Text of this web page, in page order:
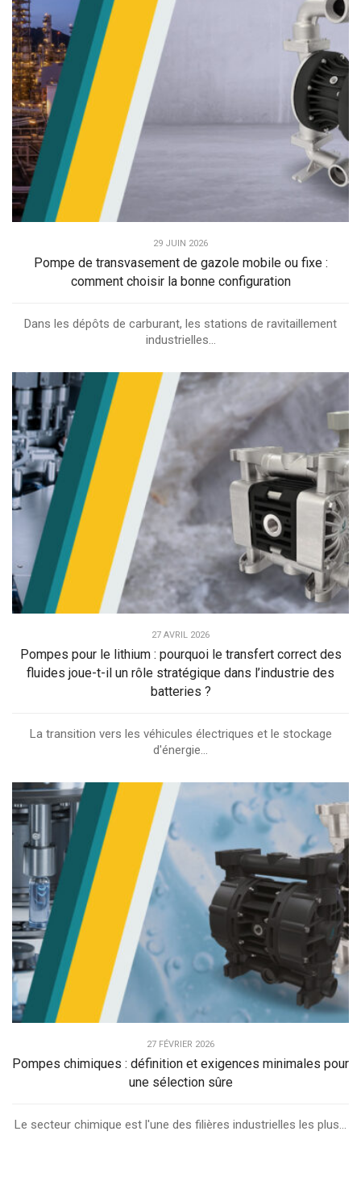
29 JUIN 2026
Pompe de transvasement de gazole mobile ou fixe :
comment choisir la bonne configuration
Dans les dépôts de carburant, les stations de ravitaillement
industrielles...
27 AVRIL 2026
Pompes pour le lithium : pourquoi le transfert correct des
fluides joue-t-il un rôle stratégique dans l’industrie des
batteries ?
La transition vers les véhicules électriques et le stockage
d'énergie...
27 FÉVRIER 2026
Pompes chimiques : définition et exigences minimales pour
une sélection sûre
Le secteur chimique est l'une des filières industrielles les plus...